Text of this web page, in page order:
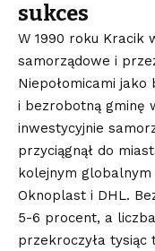
sukces
W 1990 roku Kracik
samorządowe i
Niepołomicami jako
i bezrobotną gminę
inwestycyjnie
przyciągnął do
kolejnym globalnym
Oknoplast i DHL.
5-6 procent, a
przekroczyła tysiąc